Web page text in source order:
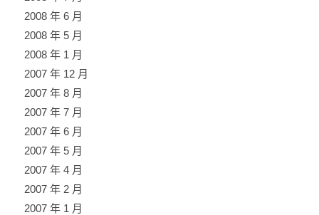
2008 年 6 月
2008 年 5 月
2008 年 1 月
2007 年 12 月
2007 年 8 月
2007 年 7 月
2007 年 6 月
2007 年 5 月
2007 年 4 月
2007 年 2 月
2007 年 1 月